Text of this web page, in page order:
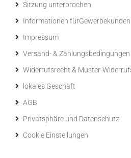
Sitzung unterbrochen
Informationen fürGewerbekunden
Impressum
Versand- & Zahlungsbedingungen
Widerrufsrecht & Muster-
lokales Geschäft
AGB
Privatsphäre und Datenschutz
Cookie Einstellungen